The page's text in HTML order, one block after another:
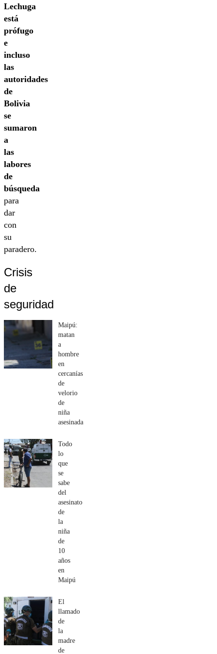
Lechuga
está
prófugo
e
incluso
las
autoridades
de
Bolivia
se
sumaron
a
las
labores
de
búsqueda
para
dar
con
su
paradero.
Crisis
de
seguridad
Maipú:
matan
a
hombre
en
cercanías
de
velorio
de
niña
asesinada
Todo
lo
que
se
sabe
del
asesinato
de
la
niña
de
10
años
en
Maipú
El
llamado
de
la
madre
de